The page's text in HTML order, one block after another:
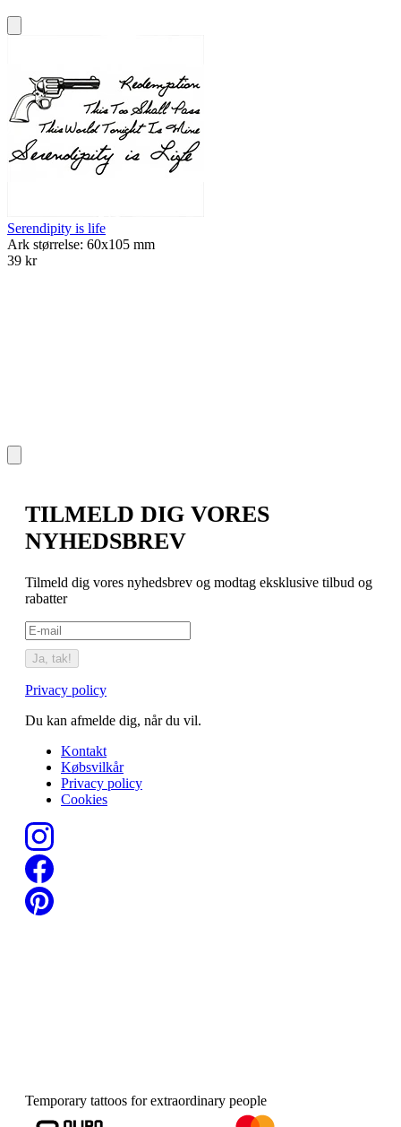
Serendipity is life
Ark størrelse: 60x105 mm
39 kr
TILMELD DIG VORES
NYHEDSBREV
Tilmeld dig vores nyhedsbrev og modtag eksklusive tilbud og
rabatter
Ja, tak!
Privacy policy
Du kan afmelde dig, når du vil.
Kontakt
Købsvilkår
Privacy policy
Cookies
Temporary tattoos for extraordinary people